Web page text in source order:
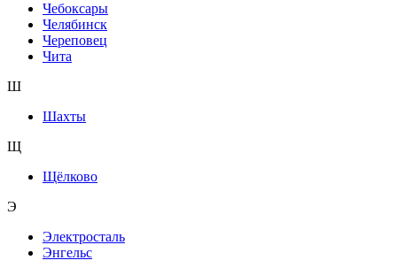
Чебоксары
Челябинск
Череповец
Чита
Ш
Шахты
Щ
Щёлково
Э
Электросталь
Энгельс